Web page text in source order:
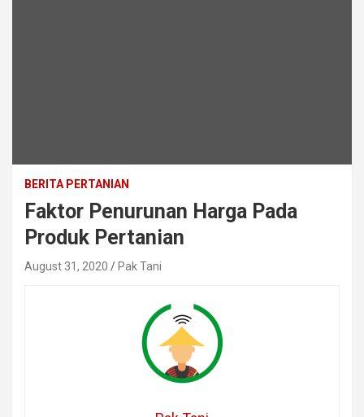
BERITA PERTANIAN
Faktor Penurunan Harga Pada
Produk Pertanian
August 31, 2020 Pak Tani